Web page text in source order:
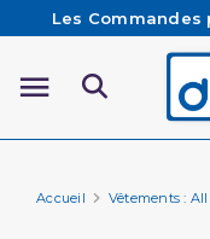
Les Commandes
sont
Besoin
Livraison
Accueil Vêtements :